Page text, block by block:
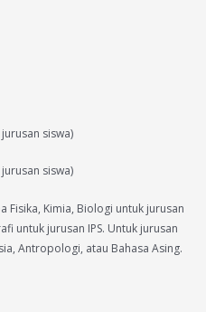
siswa)
siswa)
Kimia, Biologi untuk jurusan
untuk jurusan IPS. Untuk jurusan
Antropologi, atau Bahasa Asing.